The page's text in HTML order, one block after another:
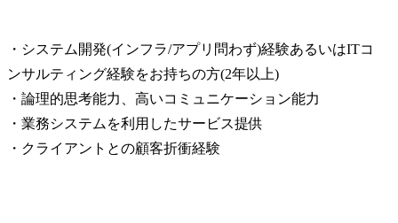
・システム開発(インフラ/アプリ問わず)経験あるいはITコ
ンサルティング経験をお持ちの方(2年以上)
・論理的思考能力、高いコミュニケーション能力
・業務システムを利用したサービス提供
・クライアントとの顧客折衝経験